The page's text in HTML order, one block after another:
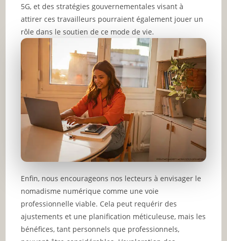
5G, et des stratégies gouvernementales visant à
attirer ces travailleurs pourraient également jouer un
rôle dans le soutien de ce mode de vie.
Enfin, nous encourageons nos lecteurs à envisager le
nomadisme numérique comme une voie
professionnelle viable. Cela peut requérir des
ajustements et une planification méticuleuse, mais les
bénéfices, tant personnels que professionnels,